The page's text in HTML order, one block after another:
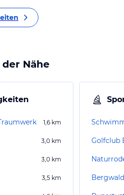
Nähe
1,6 km
3,0 km
3,0 km
3,5 km